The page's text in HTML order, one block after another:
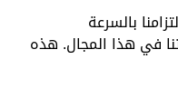
بالسرعة
هذا المجال. هذه